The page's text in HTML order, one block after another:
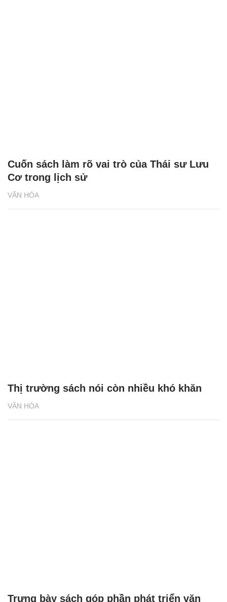
VĂN HÓA
Cuốn sách làm rõ vai trò của Thái sư Lưu
Cơ trong lịch sử
VĂN HÓA
Thị trường sách nói còn nhiều khó khăn
Trưng bày sách góp phần phát triển văn